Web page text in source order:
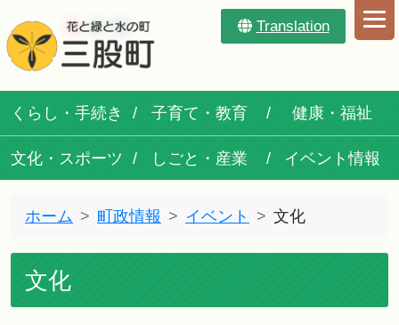
Translation
くらし・手続き 子育て・教育 健康・福祉
文化・スポーツ しごと・産業 イベント情報
ホーム 町政情報 イベント 文化
文化